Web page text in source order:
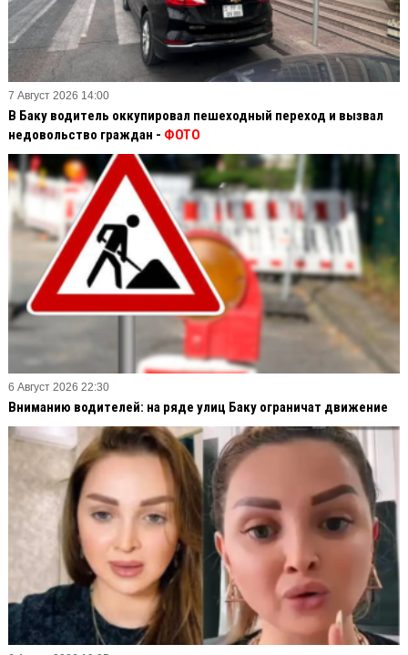
7 Август 2026 14:00
В Баку водитель оккупировал пешеходный переход и вызвал
недовольство граждан - ФОТО
6 Август 2026 22:30
Вниманию водителей: на ряде улиц Баку ограничат движение